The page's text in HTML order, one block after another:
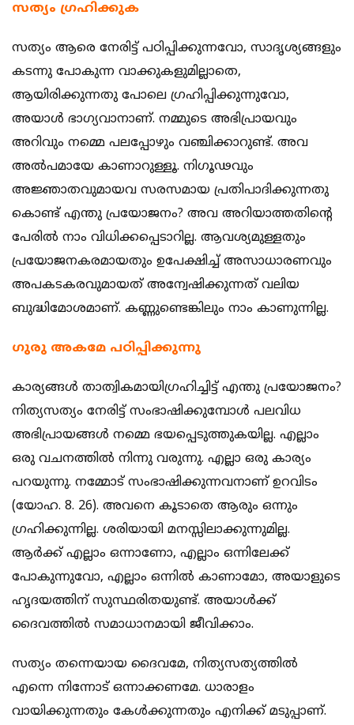
സത്യം ഗ്രഹിക്കുക
സത്യം ആരെ നേരിട്ട് പഠിപ്പിക്കുന്നവോ, സാദൃശ്യങ്ങളും
കടന്നു പോകുന്ന വാക്കുകളുമില്ലാതെ,
ആയിരിക്കുന്നതു പോലെ ഗ്രഹിപ്പിക്കുന്നുവോ,
അയാള്‍ ഭാഗ്യവാനാണ്. നമ്മുടെ അഭിപ്രായവും
അറിവും നമ്മെ പലപ്പോഴും വഞ്ചിക്കാറുണ്ട്. അവ
അല്‍പമായേ കാണാറുള്ളൂ. നിഗൂഢവും
അജ്ഞാതവുമായവ സരസമായ പ്രതിപാദിക്കുന്നതു
കൊണ്ട് എന്തു പ്രയോജനം? അവ അറിയാത്തതിന്റെ
പേരില്‍ നാം വിധിക്കപ്പെടാറില്ല. ആവശ്യമുള്ളതും
പ്രയോജനകരമായതും ഉപേക്ഷിച്ച് അസാധാരണവും
അപകടകരവുമായത് അന്വേഷിക്കുന്നത് വലിയ
ബുദ്ധിമോശമാണ്. കണ്ണുണ്ടെങ്കിലും നാം കാണുന്നില്ല.
ഗുരു അകമേ പഠിപ്പിക്കുന്നു
കാര്യങ്ങള്‍ താത്വികമായിഗ്രഹിച്ചിട്ട് എന്തു പ്രയോജനം?
നിത്യസത്യം നേരിട്ട് സംഭാഷിക്കുമ്പോള്‍ പലവിധ
അഭിപ്രായങ്ങള്‍ നമ്മെ ഭയപ്പെടുത്തുകയില്ല. എല്ലാം
ഒരു വചനത്തില്‍ നിന്നു വരുന്നു. എല്ലാ ഒരു കാര്യം
പറയുന്നു. നമ്മോട് സംഭാഷിക്കുന്നവനാണ് ഉറവിടം
(യോഹ. 8. 26). അവനെ കൂടാതെ ആരും ഒന്നും
ഗ്രഹിക്കുന്നില്ല. ശരിയായി മനസ്സിലാക്കുന്നുമില്ല.
ആര്‍ക്ക് എല്ലാം ഒന്നാണോ, എല്ലാം ഒന്നിലേക്ക്
പോകുന്നുവോ, എല്ലാം ഒന്നില്‍ കാണാമോ, അയാളുടെ
ഹൃദയത്തിന് സുസ്ഥരിതയുണ്ട്. അയാള്‍ക്ക്
ദൈവത്തില്‍ സമാധാനമായി ജീവിക്കാം.
സത്യം തന്നെയായ ദൈവമേ, നിത്യസത്യത്തില്‍
എന്നെ നിന്നോട് ഒന്നാക്കണമേ. ധാരാളം
വായിക്കുന്നതും കേള്‍ക്കുന്നതും എനിക്ക് മടുപ്പാണ്.